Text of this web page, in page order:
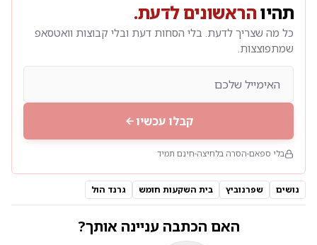
תהיוהראשונים לדעת.
כל מה שצריך לדעת. בלי הסחות דעת ובלי קבוצות וואטסאפ
שמתפוצצות.
קבלו עכשיו
בלי ספאם הסרה בלחיצה חינם תמיד
נושים שפרנוביץ בית השקעות חומש גרנד הול
האם הכתבה עניינה אותך?